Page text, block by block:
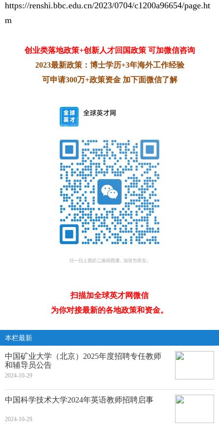
https://renshi.bbc.edu.cn/2023/0704/c1200a96654/page.ht
m
创业类落地政策+创新人才回国政策 可加微信咨询
2023最新政策：博士学历+3年海外工作经验
可申请300万+政策资金 加下面微信了解
扫描加全球英才网微信
为你对接最新的各地政策和资金。
本栏最新
中国矿业大学（北京）2025年度招聘专任教师
和辅导员公告
2024-10-29
中国科学技术大学2024年英语教师招聘启事
2024-10-29